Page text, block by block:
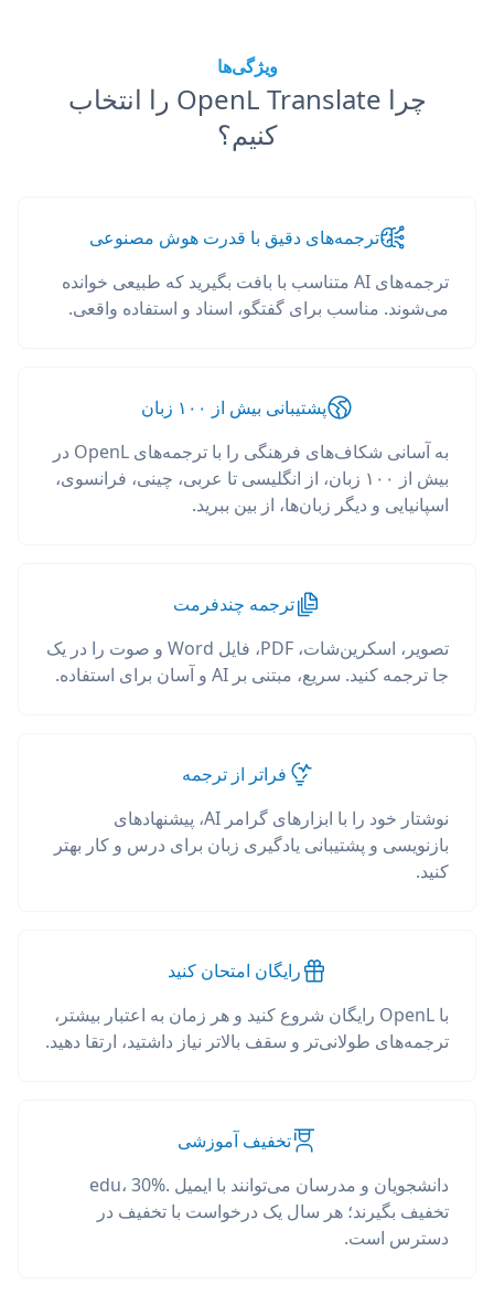
ویژگی‌ها
چرا OpenL Translate را انتخاب
کنیم؟
ترجمه‌های دقیق با قدرت هوش مصنوعی
ترجمه‌های AI متناسب با بافت بگیرید که طبیعی خوانده
می‌شوند. مناسب برای گفتگو، اسناد و استفاده واقعی.
پشتیبانی بیش از ۱۰۰ زبان
به آسانی شکاف‌های فرهنگی را با ترجمه‌های OpenL در
بیش از ۱۰۰ زبان، از انگلیسی تا عربی، چینی، فرانسوی،
اسپانیایی و دیگر زبان‌ها، از بین ببرید.
ترجمه چندفرمت
تصویر، اسکرین‌شات، PDF، فایل Word و صوت را در یک
جا ترجمه کنید. سریع، مبتنی بر AI و آسان برای استفاده.
فراتر از ترجمه
نوشتار خود را با ابزارهای گرامر AI، پیشنهادهای
بازنویسی و پشتیبانی یادگیری زبان برای درس و کار بهتر
کنید.
رایگان امتحان کنید
با OpenL رایگان شروع کنید و هر زمان به اعتبار بیشتر،
ترجمه‌های طولانی‌تر و سقف بالاتر نیاز داشتید، ارتقا دهید.
تخفیف آموزشی
دانشجویان و مدرسان می‌توانند با ایمیل .edu، 30%
تخفیف بگیرند؛ هر سال یک درخواست با تخفیف در
دسترس است.